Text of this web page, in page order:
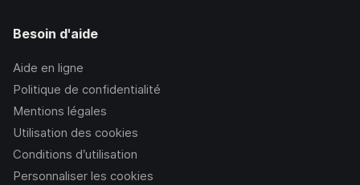
Besoin d'aide
Aide en ligne
Politique de confidentialité
Mentions légales
Utilisation des cookies
Conditions d’utilisation
Personnaliser les cookies